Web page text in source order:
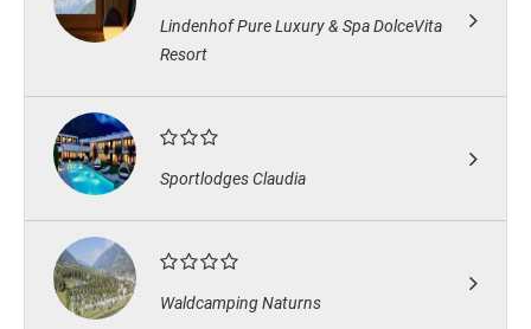
Lindenhof Pure Luxury & Spa DolceVita
Resort
Sportlodges Claudia
Waldcamping Naturns